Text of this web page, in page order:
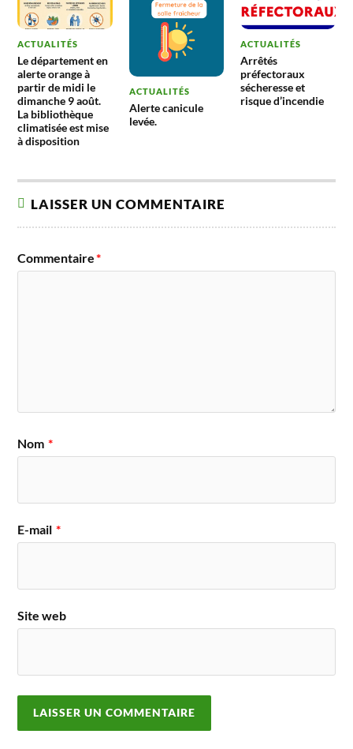
ACTUALITÉS
Le département en
alerte orange à
partir de midi le
dimanche 9 août.
La bibliothèque
climatisée est mise
à disposition
ACTUALITÉS
Alerte canicule
levée.
ACTUALITÉS
Arrêtés
préfectoraux
sécheresse et
risque d’incendie
LAISSER UN COMMENTAIRE
Commentaire*
Nom *
E-mail *
Site web